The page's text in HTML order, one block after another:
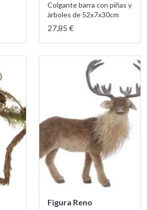
Colgante barra con piñas y
árboles de 52x7x30cm
27,85 €
Figura Reno